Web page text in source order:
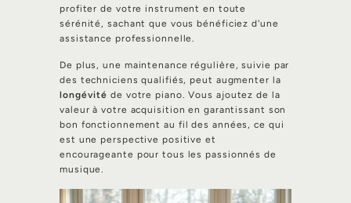
profiter de votre instrument en toute
sérénité, sachant que vous bénéficiez d'une
assistance professionnelle.
De plus, une maintenance régulière, suivie par
des techniciens qualifiés, peut augmenter la
longévité de votre piano. Vous ajoutez de la
valeur à votre acquisition en garantissant son
bon fonctionnement au fil des années, ce qui
est une perspective positive et
encourageante pour tous les passionnés de
musique.